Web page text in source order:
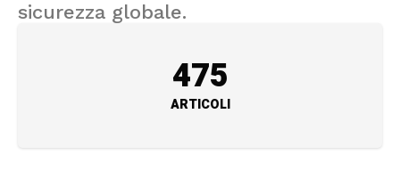
sicurezza globale.
475
ARTICOLI